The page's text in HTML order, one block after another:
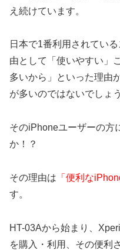
え続けています。
日本で1番利用されてい
由として「使いやすい」
多いから」といった理由
が多いのではないでしょ
そのiPhoneユーザーの方
か！？
その理由は 「便利な
す。
HT-03Aから始まり、
を購入・利用、その便利